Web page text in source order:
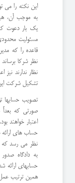
به موجب آن،
مسئولیت
قاعده را که
نظر شرکا
نظار ندارند
تشکیل شرکت این
تصویب حسابها
صورتی که بعداً
اعتبار خواهند
حساب های ارائه
نظر می رسد که
به دادگاه
حسابهای ارائه
همین ترتیب